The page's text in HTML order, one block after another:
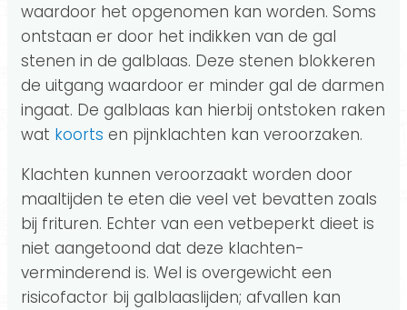
waardoor het opgenomen kan worden. Soms
ontstaan er door het indikken van de gal
stenen in de galblaas. Deze stenen blokkeren
de uitgang waardoor er minder gal de darmen
ingaat. De galblaas kan hierbij ontstoken raken
wat koorts en pijnklachten kan veroorzaken.
Klachten kunnen veroorzaakt worden door
maaltijden te eten die veel vet bevatten zoals
bij frituren. Echter van een vetbeperkt dieet is
niet aangetoond dat deze klachten-
verminderend is. Wel is overgewicht een
risicofactor bij galblaaslijden; afvallen kan